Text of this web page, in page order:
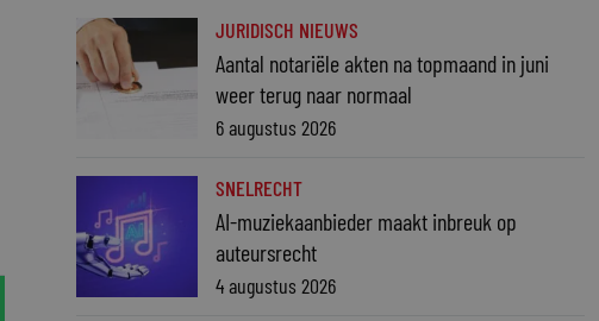
JURIDISCH NIEUWS
Aantal notariële akten na topmaand in juni
weer terug naar normaal
6 augustus 2026
SNELRECHT
AI-muziekaanbieder maakt inbreuk op
auteursrecht
4 augustus 2026